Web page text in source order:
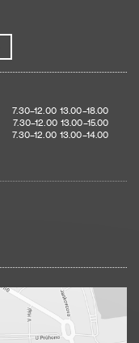
7.30–12.00 13.00–18.00
7.30–12.00 13.00–15.00
7.30–12.00 13.00–14.00